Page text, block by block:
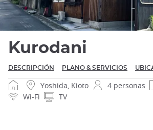
Kurodani
DESCRIPCIÓN PLANO & SERVICIOS
Yoshida, Kioto 4 personas
Wi-Fi
TV